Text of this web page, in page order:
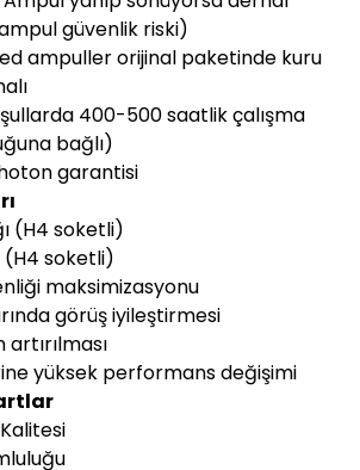
güvenlik riski)
ampuller orijinal paketinde kuru
400-500 saatlik çalışma
bağlı)
garantisi
(H4 soketli)
(H4 soketli)
maksimizasyonu
görüş iyileştirmesi
yüksek performans değişimi